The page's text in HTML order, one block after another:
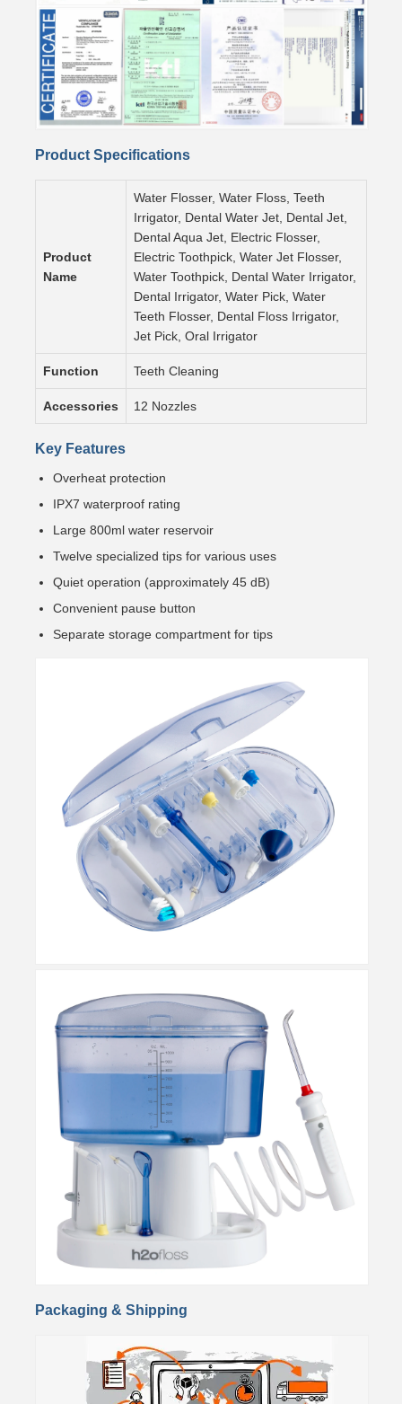
Product Specifications
Product
Name
Water Flosser, Water Floss, Teeth
Irrigator, Dental Water Jet, Dental Jet,
Dental Aqua Jet, Electric Flosser,
Electric Toothpick, Water Jet Flosser,
Water Toothpick, Dental Water Irrigator,
Dental Irrigator, Water Pick, Water
Teeth Flosser, Dental Floss Irrigator,
Jet Pick, Oral Irrigator
Function Teeth Cleaning
Accessories 12 Nozzles
Key Features
Overheat protection
IPX7 waterproof rating
Large 800ml water reservoir
Twelve specialized tips for various uses
Quiet operation (approximately 45 dB)
Convenient pause button
Separate storage compartment for tips
Packaging & Shipping